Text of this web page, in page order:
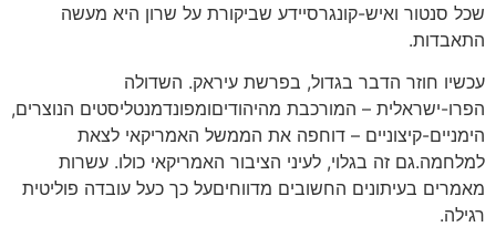
שכל סנטור ואיש-קונגרסיידע שביקורת על שרון היא מעשה
התאבדות.
עכשיו חוזר הדבר בגדול, בפרשת עיראק. השדולה
הפרו-ישראלית – המורכבת מהיהודיםומפונדמנטליסטים הנוצרים,
הימניים-קיצוניים – דוחפה את הממשל האמריקאי לצאת
למלחמה.גם זה בגלוי, לעיני הציבור האמריקאי כולו. עשרות
מאמרים בעיתונים החשובים מדווחיםעל כך כעל עובדה פוליטית
רגילה.